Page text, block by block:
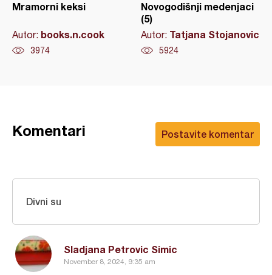
Mramorni keksi
Autor: books.n.cook
3974
Novogodišnji medenjaci
(5)
Autor: Tatjana Stojanovic
5924
Postavite komentar
Komentari
Sladjana Petrovic Simic
November 8, 2024, 9:35 am
Divni su